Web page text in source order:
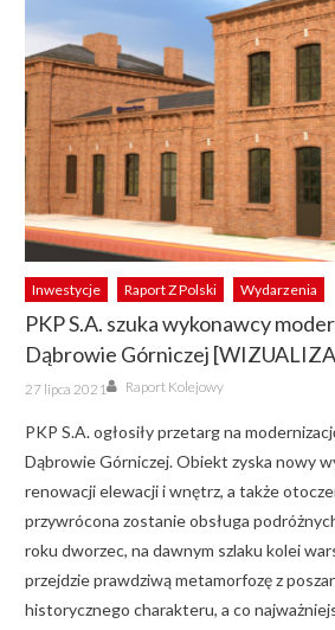
Inwestycje Raport Z Polski Wydarzenia
PKP S.A. szuka wykonawcy
Dąbrowie Górniczej
Posted
on
27 lipca 2021 Author
Raport Kolejowy
PKP S.A. ogłosiły przetarg na
Dąbrowie Górniczej. Obiekt zyska nowy
renowacji elewacji i wnętrz, a także
przywrócona zostanie obsługa
roku dworzec, na dawnym szlaku kolei
przejdzie prawdziwą metamorfozę z
historycznego charakteru, a co